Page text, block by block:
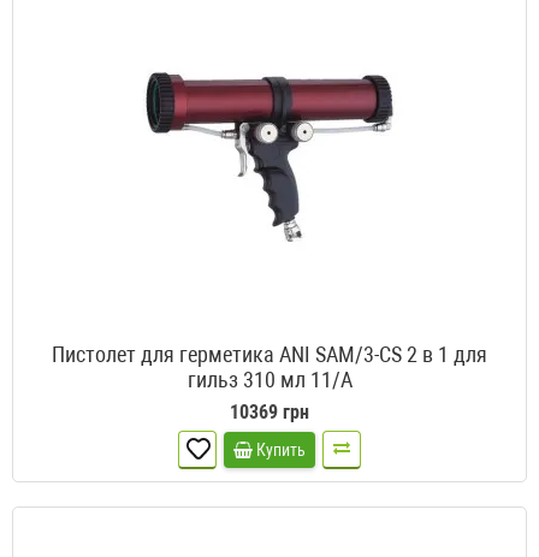
Пистолет для герметика ANI SAM/3-CS 2 в 1 для
гильз 310 мл 11/A
10369 грн
Купить